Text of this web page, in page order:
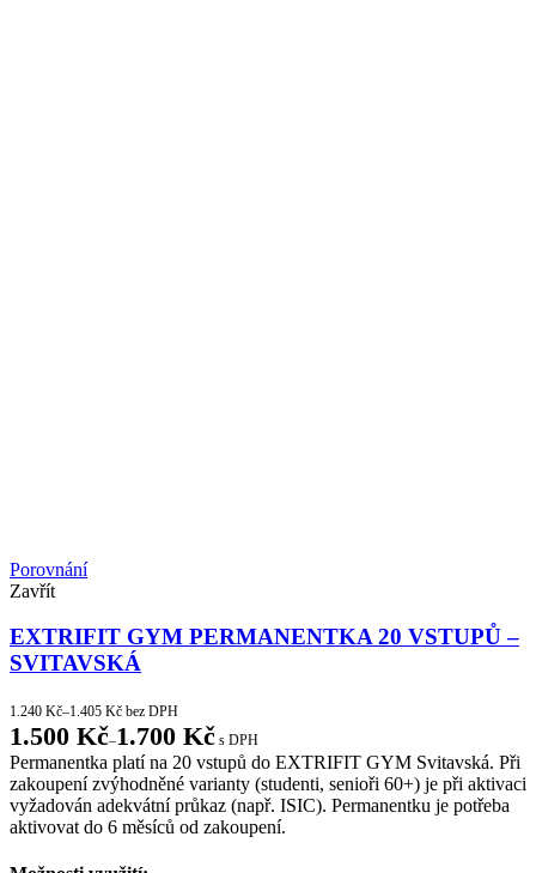
Porovnání
Zavřít
EXTRIFIT GYM PERMANENTKA 20 VSTUPŮ –
SVITAVSKÁ
1.240 Kč–1.405 Kč bez DPH
1.500 Kč–1.700 Kč s DPH
Permanentka platí na 20 vstupů do EXTRIFIT GYM Svitavská. Při
zakoupení zvýhodněné varianty (studenti, senioři 60+) je při aktivaci
vyžadován adekvátní průkaz (např. ISIC). Permanentku je potřeba
aktivovat do 6 měsíců od zakoupení.